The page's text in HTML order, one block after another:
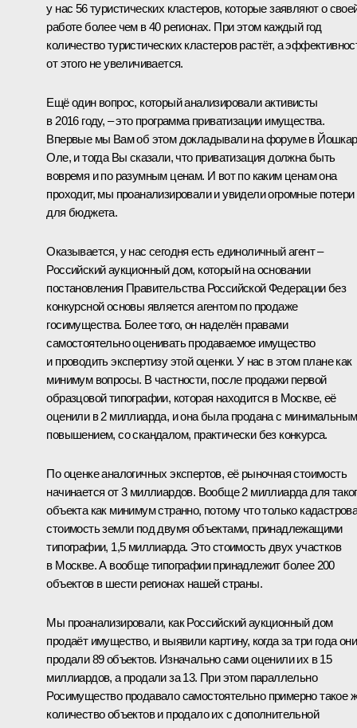
у нас 56 туристических кластеров, которые заявляют о
работе более чем в 40 регионах. При этом каждый год
количество туристических кластеров растёт, а
от этого не увеличивается.
Ещё один вопрос, который анализировали активисты
в 2016 году, – это программа приватизации имущества.
Впервые мы Вам об этом докладывали на форуме в
Оле, и тогда Вы сказали, что приватизация должна быть
вовремя и по разумным ценам. И вот по каким ценам она
проходит, мы проанализировали и увидели огромные потери
для бюджета.
Оказывается, у нас сегодня есть единоличный агент –
Российский аукционный дом, который на основании
постановления Правительства Российской Федерации без
конкурсной основы является агентом по продаже
госимущества. Более того, он наделён правами
самостоятельно оценивать продаваемое имущество
и проводить экспертизу этой оценки. У нас в этом плане как
минимум вопросы. В частности, после продажи первой
образцовой типографии, которая находится в Москве, её
оценили в 2 миллиарда, и она была продана с минимальным
повышением, со скандалом, практически без конкурса.
По оценке аналогичных экспертов, её рыночная стоимость
начинается от 3 миллиардов. Вообще 2 миллиарда для
объекта как минимум странно, потому что только
стоимость земли под двумя объектами, принадлежащими
типографии, 1,5 миллиарда. Это стоимость двух участков
в Москве. А вообще типографии принадлежит более 200
объектов в шести регионах нашей страны.
Мы проанализировали, как Российский аукционный дом
продаёт имущество, и выявили картину, когда за три года они
продали 89 объектов. Изначально сами оценили их в 15
миллиардов, а продали за 13. При этом параллельно
Росимущество продавало самостоятельно примерно такое
количество объектов и продало их с дополнительной